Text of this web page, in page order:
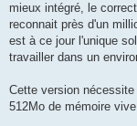
mieux intégré, le
reconnait près d'un
est à ce jour l'unique
travailler dans un
Cette version
512Mo de mémoire